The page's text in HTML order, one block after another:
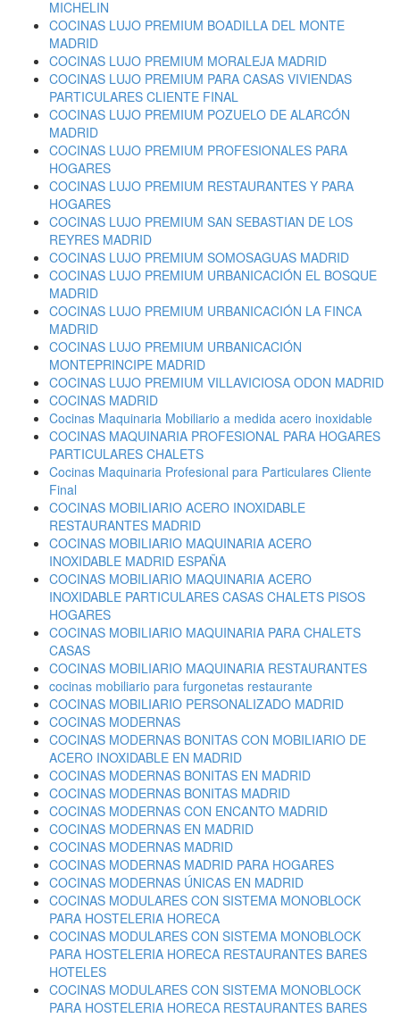
MICHELIN
COCINAS LUJO PREMIUM BOADILLA DEL MONTE
MADRID
COCINAS LUJO PREMIUM MORALEJA MADRID
COCINAS LUJO PREMIUM PARA CASAS VIVIENDAS
PARTICULARES CLIENTE FINAL
COCINAS LUJO PREMIUM POZUELO DE ALARCÓN
MADRID
COCINAS LUJO PREMIUM PROFESIONALES PARA
HOGARES
COCINAS LUJO PREMIUM RESTAURANTES Y PARA
HOGARES
COCINAS LUJO PREMIUM SAN SEBASTIAN DE LOS
REYRES MADRID
COCINAS LUJO PREMIUM SOMOSAGUAS MADRID
COCINAS LUJO PREMIUM URBANICACIÓN EL BOSQUE
MADRID
COCINAS LUJO PREMIUM URBANICACIÓN LA FINCA
MADRID
COCINAS LUJO PREMIUM URBANICACIÓN
MONTEPRINCIPE MADRID
COCINAS LUJO PREMIUM VILLAVICIOSA ODON MADRID
COCINAS MADRID
Cocinas Maquinaria Mobiliario a medida acero inoxidable
COCINAS MAQUINARIA PROFESIONAL PARA HOGARES
PARTICULARES CHALETS
Cocinas Maquinaria Profesional para Particulares Cliente
Final
COCINAS MOBILIARIO ACERO INOXIDABLE
RESTAURANTES MADRID
COCINAS MOBILIARIO MAQUINARIA ACERO
INOXIDABLE MADRID ESPAÑA
COCINAS MOBILIARIO MAQUINARIA ACERO
INOXIDABLE PARTICULARES CASAS CHALETS PISOS
HOGARES
COCINAS MOBILIARIO MAQUINARIA PARA CHALETS
CASAS
COCINAS MOBILIARIO MAQUINARIA RESTAURANTES
cocinas mobiliario para furgonetas restaurante
COCINAS MOBILIARIO PERSONALIZADO MADRID
COCINAS MODERNAS
COCINAS MODERNAS BONITAS CON MOBILIARIO DE
ACERO INOXIDABLE EN MADRID
COCINAS MODERNAS BONITAS EN MADRID
COCINAS MODERNAS BONITAS MADRID
COCINAS MODERNAS CON ENCANTO MADRID
COCINAS MODERNAS EN MADRID
COCINAS MODERNAS MADRID
COCINAS MODERNAS MADRID PARA HOGARES
COCINAS MODERNAS ÚNICAS EN MADRID
COCINAS MODULARES CON SISTEMA MONOBLOCK
PARA HOSTELERIA HORECA
COCINAS MODULARES CON SISTEMA MONOBLOCK
PARA HOSTELERIA HORECA RESTAURANTES BARES
HOTELES
COCINAS MODULARES CON SISTEMA MONOBLOCK
PARA HOSTELERIA HORECA RESTAURANTES BARES